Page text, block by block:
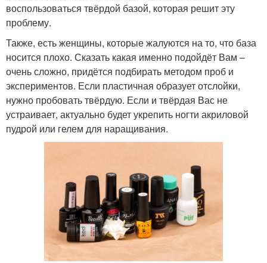
воспользоваться твёрдой базой, которая решит эту
проблему.
Также, есть женщины, которые жалуются на то, что база
носится плохо. Сказать какая именно подойдёт Вам –
очень сложно, придётся подбирать методом проб и
экспериментов. Если пластичная образует отслойки,
нужно пробовать твёрдую. Если и твёрдая Вас не
устраивает, актуально будет укрепить ногти акриловой
пудрой или гелем для наращивания.